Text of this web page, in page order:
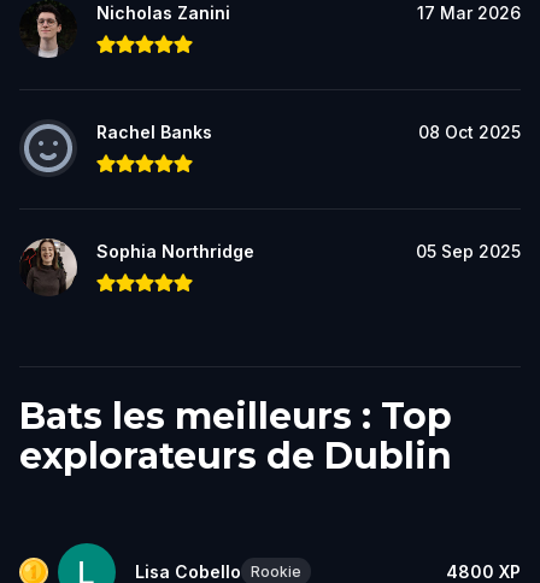
Nicholas Zanini 17 Mar 2026
Rachel Banks 08 Oct 2025
Sophia Northridge 05 Sep 2025
Bats les meilleurs : Top
explorateurs de Dublin
Lisa Cobello Rookie 4800 XP